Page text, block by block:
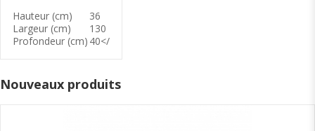
Hauteur (cm)
36
Largeur (cm)
130
Profondeur (cm) 40</
Nouveaux produits